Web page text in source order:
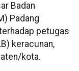
Badan
Padang
petugas
keracunan,
kota.